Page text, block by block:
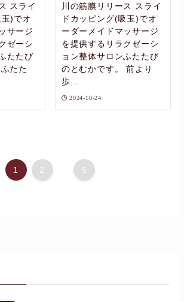
スライ
)でオ
サージ
ゼーシ
たたび
たた
川の筋膜リリース スライ
ドカッピング(吸玉)でオ
ーダーメイドマッサージ
を提供するリラクゼーシ
ョン整体サロンふたたび
のとむかです。 前より
歩...
2024-10-24
1 2 ... 5